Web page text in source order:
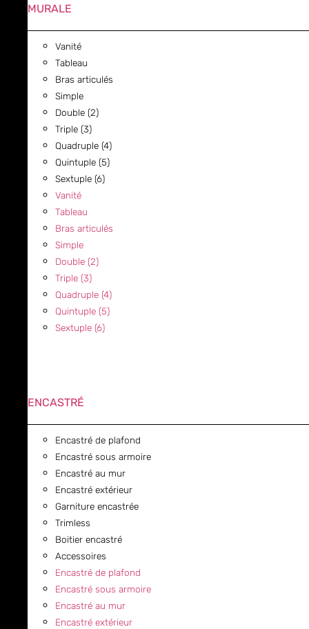
MURALE
Vanité
Tableau
Bras articulés
Simple
Double (2)
Triple (3)
Quadruple (4)
Quintuple (5)
Sextuple (6)
Vanité
Tableau
Bras articulés
Simple
Double (2)
Triple (3)
Quadruple (4)
Quintuple (5)
Sextuple (6)
ENCASTRÉ
Encastré de plafond
Encastré sous armoire
Encastré au mur
Encastré extérieur
Garniture encastrée
Trimless
Boitier encastré
Accessoires
Encastré de plafond
Encastré sous armoire
Encastré au mur
Encastré extérieur